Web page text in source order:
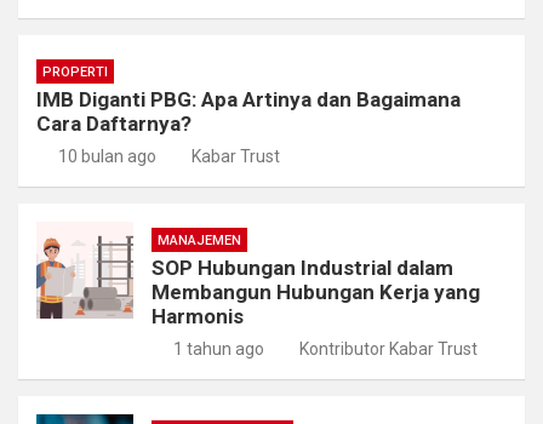
PROPERTI
IMB Diganti PBG: Apa Artinya dan Bagaimana
Cara Daftarnya?
10 bulan ago Kabar Trust
MANAJEMEN
SOP Hubungan Industrial dalam
Membangun Hubungan Kerja yang
Harmonis
1 tahun ago Kontributor Kabar Trust